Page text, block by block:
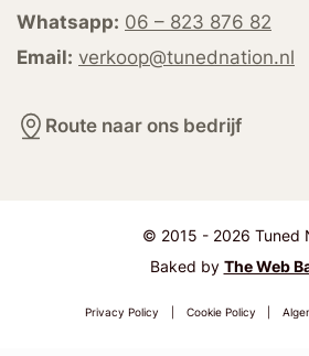
Whatsapp: 06 – 823 876 82
Email: verkoop@tunednation.nl
Route naar ons bedrijf
© 2015 - 2026 Tuned
Baked by The Web
Privacy Policy Cookie Policy